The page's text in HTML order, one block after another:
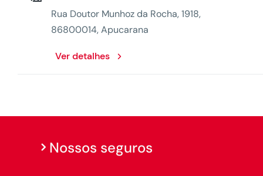
Rua Doutor Munhoz da Rocha, 1918,
86800014, Apucarana
Ver detalhes
Nossos seguros